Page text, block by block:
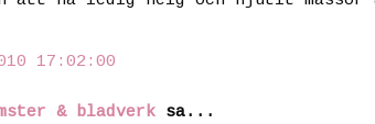
17:02:00
& bladverk sa...